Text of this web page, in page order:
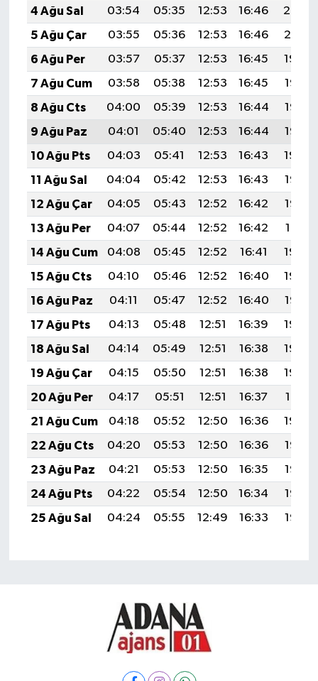
4 Ağu Sal
03:54 05:35 12:53 16:46
20:02
5 Ağu Çar
03:55 05:36 12:53 16:46
20:01
6 Ağu Per
03:57 05:37 12:53 16:45
19:59
7 Ağu Cum
03:58 05:38 12:53 16:45
19:58
8 Ağu Cts
04:00 05:39 12:53 16:44
19:57
9 Ağu Paz
04:01 05:40 12:53 16:44
19:56
10 Ağu Pts
04:03 05:41 12:53 16:43
19:54
11 Ağu Sal
04:04 05:42 12:53 16:43
19:53
12 Ağu Çar
04:05 05:43 12:52 16:42
19:52
13 Ağu Per
04:07 05:44 12:52 16:42
19:51
14 Ağu Cum
04:08 05:45 12:52 16:41
19:49
15 Ağu Cts
04:10 05:46 12:52 16:40
19:48
16 Ağu Paz
04:11 05:47 12:52 16:40
19:47
17 Ağu Pts
04:13 05:48 12:51 16:39
19:45
18 Ağu Sal
04:14 05:49 12:51 16:38
19:44
19 Ağu Çar
04:15 05:50 12:51 16:38
19:42
20 Ağu Per
04:17 05:51 12:51 16:37
19:41
21 Ağu Cum
04:18 05:52 12:50 16:36
19:39
22 Ağu Cts
04:20 05:53 12:50 16:36
19:38
23 Ağu Paz
04:21 05:53 12:50 16:35
19:36
24 Ağu Pts
04:22 05:54 12:50 16:34
19:35
25 Ağu Sal
04:24 05:55 12:49 16:33 19:33